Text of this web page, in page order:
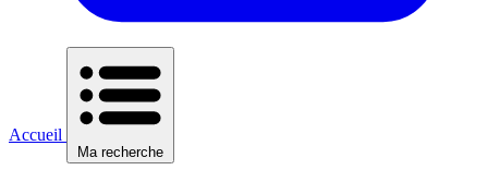
Accueil
Ma recherche